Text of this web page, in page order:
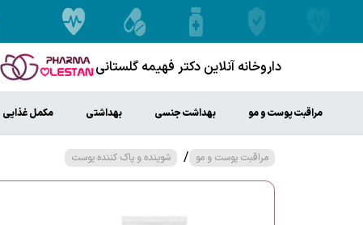
داروخانه آنلاین دکتر فهیمه گلستانی
مراقبت پوست و مو بهداشت جنسی بهداشتی مکمل غذایی
مراقبت پوست و مو / شوینده و پاک کننده پوست